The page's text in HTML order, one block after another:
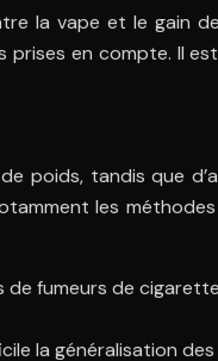
la vape et le gain
en compte. Il
tandis que
les
fumeurs de
la généralisation